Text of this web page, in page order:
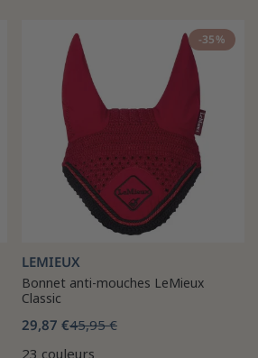
-35%
LEMIEUX
Bonnet anti-mouches LeMieux
Classic
29,87 €45,95 €
23 couleurs